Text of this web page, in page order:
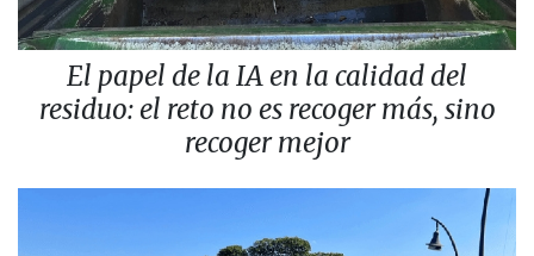
El papel de la IA en la calidad del
residuo: el reto no es recoger más, sino
recoger mejor